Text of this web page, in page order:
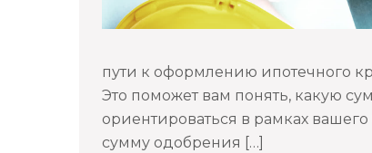
пути к оформлению ипотечного
Это поможет вам понять, какую
ориентироваться в рамках
сумму одобрения […]